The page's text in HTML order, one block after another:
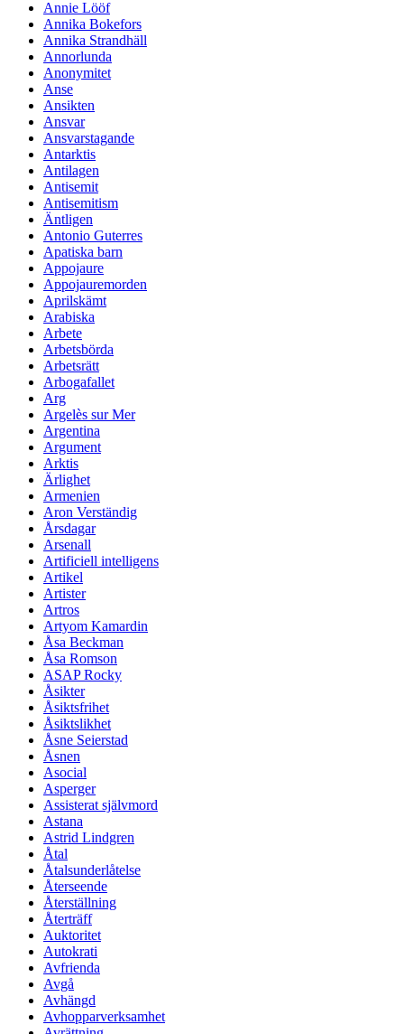
Annie Lööf
Annika Bokefors
Annika Strandhäll
Annorlunda
Anonymitet
Anse
Ansikten
Ansvar
Ansvarstagande
Antarktis
Antilagen
Antisemit
Antisemitism
Äntligen
Antonio Guterres
Apatiska barn
Appojaure
Appojauremorden
Aprilskämt
Arabiska
Arbete
Arbetsbörda
Arbetsrätt
Arbogafallet
Arg
Argelès sur Mer
Argentina
Argument
Arktis
Ärlighet
Armenien
Aron Verständig
Årsdagar
Arsenall
Artificiell intelligens
Artikel
Artister
Artros
Artyom Kamardin
Åsa Beckman
Åsa Romson
ASAP Rocky
Åsikter
Åsiktsfrihet
Åsiktslikhet
Åsne Seierstad
Åsnen
Asocial
Asperger
Assisterat självmord
Astana
Astrid Lindgren
Åtal
Åtalsunderlåtelse
Återseende
Återställning
Återträff
Auktoritet
Autokrati
Avfrienda
Avgå
Avhängd
Avhopparverksamhet